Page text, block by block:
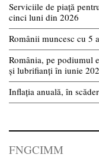
Serviciile de piață
cinci luni din 2026
Românii muncesc cu 5
România, pe podiumul
și lubrifianți în iunie
Inflația anuală, în
FNGCIMM